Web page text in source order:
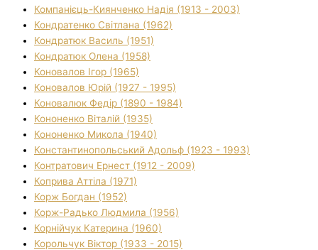
Компанієць-Киянченко Надія (1913 - 2003)
Кондратенко Світлана (1962)
Кондратюк Василь (1951)
Кондратюк Олена (1958)
Коновалов Ігор (1965)
Коновалов Юрій (1927 - 1995)
Коновалюк Федір (1890 - 1984)
Кононенко Віталій (1935)
Кононенко Микола (1940)
Константинопольський Адольф (1923 - 1993)
Контратович Ернест (1912 - 2009)
Коприва Аттіла (1971)
Корж Богдан (1952)
Корж-Радько Людмила (1956)
Корнійчук Катерина (1960)
Корольчук Віктор (1933 - 2015)